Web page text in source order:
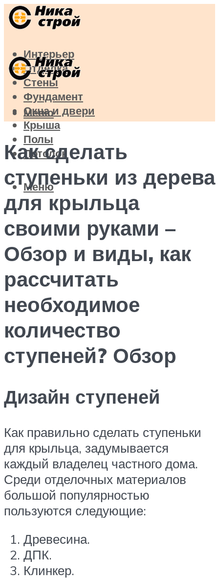
Интерьер
Отделка
Стены
Фундамент
Окна и двери
Крыша
Полы
Потолок
Меню
Меню
Как сделать
ступеньки из дерева
для крыльца
своими руками –
Обзор и виды, как
рассчитать
необходимое
количество
ступеней? Обзор
Дизайн ступеней
Как правильно сделать ступеньки
для крыльца, задумывается
каждый владелец частного дома.
Среди отделочных материалов
большой популярностью
пользуются следующие:
Древесина.
ДПК.
Клинкер.